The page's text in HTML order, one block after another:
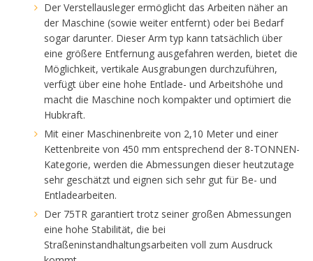
Der Verstellausleger ermöglicht das Arbeiten näher an
der Maschine (sowie weiter entfernt) oder bei Bedarf
sogar darunter. Dieser Arm typ kann tatsächlich über
eine größere Entfernung ausgefahren werden, bietet die
Möglichkeit, vertikale Ausgrabungen durchzuführen,
verfügt über eine hohe Entlade- und Arbeitshöhe und
macht die Maschine noch kompakter und optimiert die
Hubkraft.
Mit einer Maschinenbreite von 2,10 Meter und einer
Kettenbreite von 450 mm entsprechend der 8-TONNEN-
Kategorie, werden die Abmessungen dieser heutzutage
sehr geschätzt und eignen sich sehr gut für Be- und
Entladearbeiten.
Der 75TR garantiert trotz seiner großen Abmessungen
eine hohe Stabilität, die bei
Straßeninstandhaltungsarbeiten voll zum Ausdruck